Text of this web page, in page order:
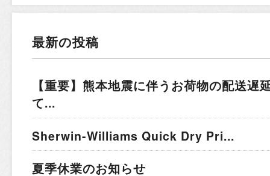
最新の投稿
【重要】熊本地震に伴うお荷物の配送遅
て...
Sherwin-Williams Quick Dry Pri...
夏季休業のお知らせ